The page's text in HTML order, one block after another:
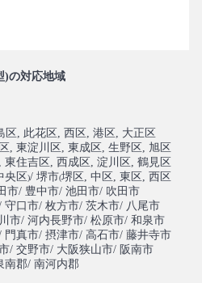
)の対応地域
区 , 此花区 , 西区 , 港区 , 大正区
, 東淀川区 , 東成区 , 生野区 , 旭区
, 東住吉区 , 西成区 , 淀川区 , 鶴見区
央区)/ 堺市(堺区 , 中区 , 東区 , 西区
市/ 豊中市/ 池田市/ 吹田市
守口市/ 枚方市/ 茨木市/ 八尾市
市/ 河内長野市/ 松原市/ 和泉市
門真市/ 摂津市/ 高石市/ 藤井寺市
/ 交野市/ 大阪狭山市/ 阪南市
南郡/ 南河内郡